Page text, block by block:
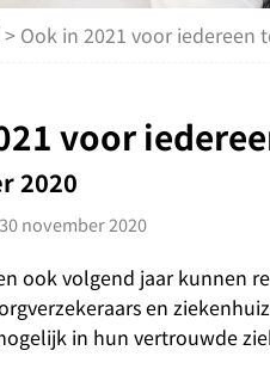
> Ook in 2021 voor iedereen
voor
2020
november 2020
ook volgend jaar kunnen
en
in hun vertrouwde